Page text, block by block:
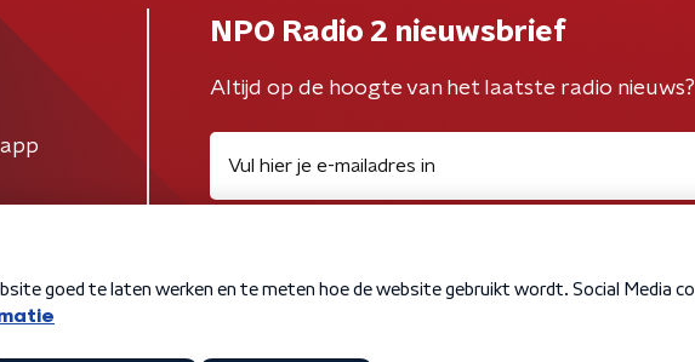
NPO Radio 2 nieuwsbrief
Altijd op de hoogte van het laatste radio nieuws?